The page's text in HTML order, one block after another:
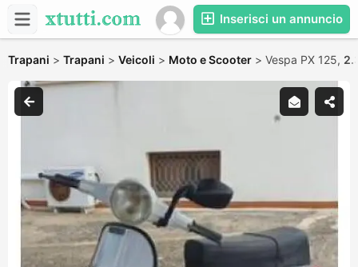
Inserisci un annuncio
Trapani > Trapani > Veicoli > Moto e Scooter > Vespa PX 125,